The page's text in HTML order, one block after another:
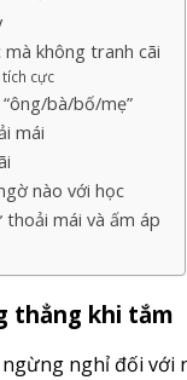
không tranh cãi
cực
bà/bố/mẹ”
mái
nào với học
mái và ấm áp
thẳng khi tắm
nghỉ đối